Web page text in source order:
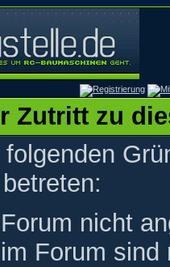
Zutritt zu
nicht
Forum